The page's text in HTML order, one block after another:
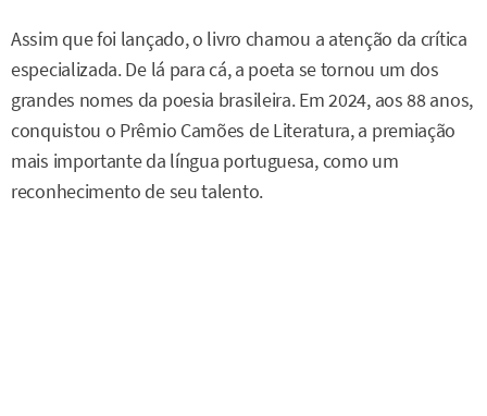
Assim que foi lançado, o livro chamou a atenção da crítica
especializada. De lá para cá, a poeta se tornou um dos
grandes nomes da poesia brasileira. Em 2024, aos 88 anos,
conquistou o Prêmio Camões de Literatura, a premiação
mais importante da língua portuguesa, como um
reconhecimento de seu talento.